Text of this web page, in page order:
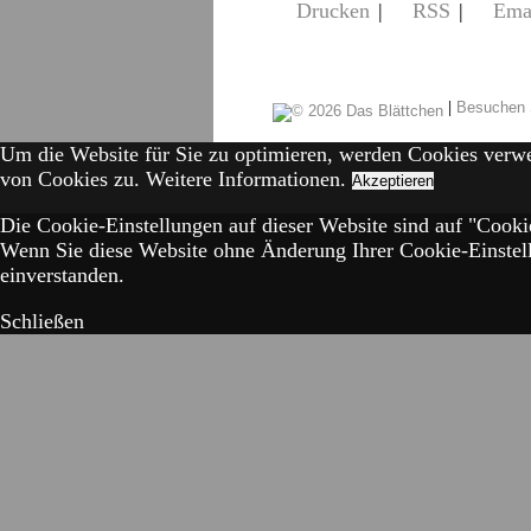
Drucken | RSS |
|
Um die Website für Sie zu optimieren, werden Cookies
von Cookies zu. Weitere Informationen. Akzeptieren
Die Cookie-Einstellungen auf dieser Website sind auf
Wenn Sie diese Website ohne Änderung Ihrer Cookie-
einverstanden.
Schließen